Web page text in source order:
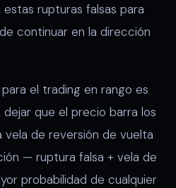
rupturas falsas para
continuar en la dirección
el trading en rango es
que el precio barra los
vela de reversión de vuelta
— ruptura falsa + vela de
probabilidad de cualquier